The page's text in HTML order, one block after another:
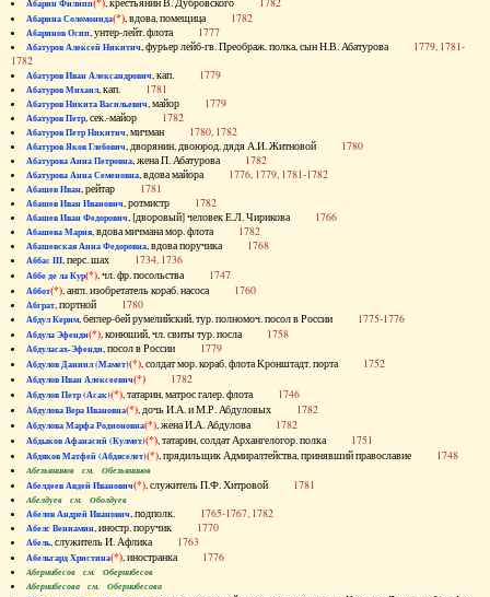
Абарин Филипп , крестьянин В. Дубровского 1782
Абарина Соломонида(*), вдова, помещица 1782
Абаринов Осип, унтер-лейт. флота 1777
Абатуров Алексей Никитич, фурьер лейб-гв. Преображ. полка, сын Н.В. Абатурова 1779, 1781-
1782
Абатуров Иван Александрович, кап. 1779
Абатуров Михаил, кап. 1781
Абатуров Никита Васильевич, майор 1779
Абатуров Петр, сек.-майор 1782
Абатуров Петр Никитич, мичман 1780, 1782
Абатуров Яков Глебович, дворянин, двоюрод. дядя А.И. Житновой 1780
Абатурова Анна Петровна, жена П. Абатурова 1782
Абатурова Анна Семеновна, вдова майора 1776, 1779, 1781-1782
Абашев Иван, рейтар 1781
Абашев Иван Иванович, ротмистр 1782
Абашев Иван Федорович, [дворовый] человек Е.Л. Чирикова 1766
Абашева Мария, вдова мичмана мор. флота 1782
Абашевская Анна Федоровна, вдова поручика 1768
Аббас III, перс. шах 1734, 1736
Аббе де ла Кур(*), чл. фр. посольства 1747
Аббот(*), англ. изобретатель кораб. насоса 1760
Абграт, портной 1780
Абдул Керим, беглер-бей румелийский, тур. полномоч. посол в России 1775-1776
Абдула Эфенди(*), конюший, чл. свиты тур. посла 1758
Абдуласах-Эфенди, посол в России 1779
Абдулов Даниил (Мамет)(*), солдат мор. кораб. флота Кронштадт. порта 1752
Абдулов Иван Алексеевич(*) 1782
Абдулов Петр (Асак)(*), татарин, матрос галер. флота 1746
Абдулова Вера Ивановна(*), дочь И.А. и М.Р. Абдуловых 1782
Абдулова Марфа Родионовна(*), жена И.А. Абдулова 1782
Абдыков Афанасий (Кулмет)(*), татарин, солдат Архангелогор. полка 1751
Абдяков Матфей (Абдяселет)(*), прядильщик Адмиралтейства, принявший православие 1748
Абезьянинов см. Обезьянинов
Абелдеев Авдей Иванович(*), служитель П.Ф. Хитровой 1781
Абелдуев см. Оболдуев
Абелов Андрей Иванович, подполк. 1765-1767, 1782
Абелс Вениамин, иностр. поручик 1770
Абель, служитель И. Афлика 1763
Абельгард Христина(*), иностранка 1776
Абернибесов см. Обернибесов
Абернибесова см. Обернибесова